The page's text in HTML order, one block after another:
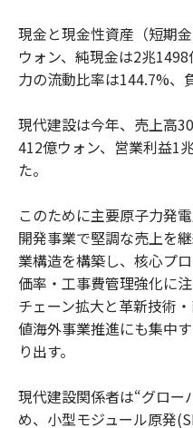
現金と現金性資産（短期
ウォン、純現金は2兆
力の流動比率は144.7%、
現代建設は今年、売上高
412億ウォン、営業利益1
た。
このために主要原子力発
開発事業で堅調な売上を
業構造を構築し、核心プ
価率・工事費管理強化に
チェーン拡大と革新技術
値海外事業推進にも集中
り出す。
現代建設関係者は“グロー
め、小型モジュール原発